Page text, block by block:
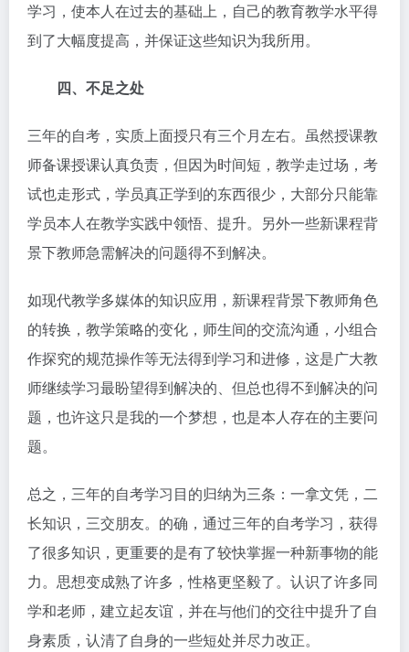
学习，使本人在过去的基础上，自己的教育教学水平得
到了大幅度提高，并保证这些知识为我所用。
四、不足之处
三年的自考，实质上面授只有三个月左右。虽然授课教
师备课授课认真负责，但因为时间短，教学走过场，考
试也走形式，学员真正学到的东西很少，大部分只能靠
学员本人在教学实践中领悟、提升。另外一些新课程背
景下教师急需解决的问题得不到解决。
如现代教学多媒体的知识应用，新课程背景下教师角色
的转换，教学策略的变化，师生间的交流沟通，小组合
作探究的规范操作等无法得到学习和进修，这是广大教
师继续学习最盼望得到解决的、但总也得不到解决的问
题，也许这只是我的一个梦想，也是本人存在的主要问
题。
总之，三年的自考学习目的归纳为三条：一拿文凭，二
长知识，三交朋友。的确，通过三年的自考学习，获得
了很多知识，更重要的是有了较快掌握一种新事物的能
力。思想变成熟了许多，性格更坚毅了。认识了许多同
学和老师，建立起友谊，并在与他们的交往中提升了自
身素质，认清了自身的一些短处并尽力改正。